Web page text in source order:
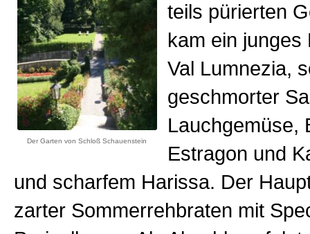
Der Garten von Schloß Schauenstein
teils pürierten
kam ein junges
Val Lumnezia,
geschmorter
Lauchgemüse,
Estragon und
und scharfem Harissa. Der
zarter Sommerrehbraten mit